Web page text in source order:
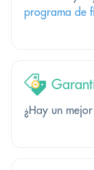
programa de
¿Hay un